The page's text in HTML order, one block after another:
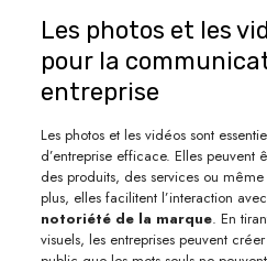
Les photos et les
pour la
entreprise
Les photos et les vidéos sont
d’entreprise efficace. Elles peuvent
des produits, des services ou
plus, elles facilitent l’interaction
notoriété de la marque. En
visuels, les entreprises peuvent